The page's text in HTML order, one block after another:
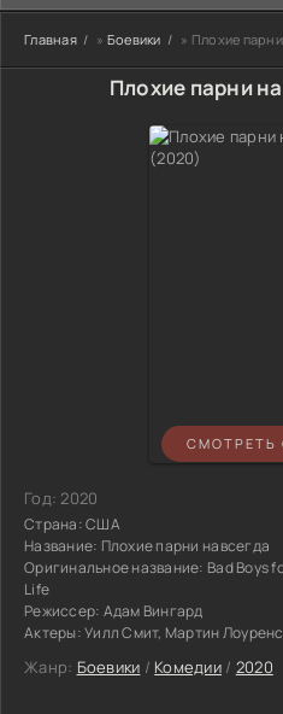
Главная » Боевики » Плохие
Плохие парни
СМОТРЕТЬ
Год:2020
Страна:США
Название: Плохие парни навсегда
Оригинальное название: Bad Boys
Life
Режиссер: Адам Вингард
Актеры:Уилл Смит, Мартин Лоуренс
Жанр: Боевики / Комедии / 2020